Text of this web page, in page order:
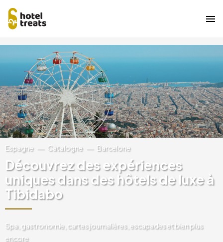
contenu
principal
Image
Espagne Catalogne Barcelone
Découvrez des expériences
uniques dans des hôtels de luxe à
Tibidabo
Spa, gastronomie, cartes journalières, escapades et bien plus
encore